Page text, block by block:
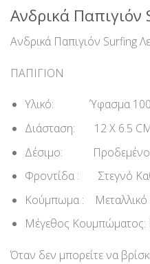
Ανδρικά
Ανδρικά Παπιγιόν Surfing
ΠΑΠΙΓΙΟΝ
Υλικό: Ύφασμα
Διάσταση: 12 X 6.5
Δέσιμο: Προδεμένο
Φροντίδα : Στεγνό
Κούμπωμα : Μεταλλικό
Μέγεθος Κουμπώματος:
Όταν δεν μπορείτε να